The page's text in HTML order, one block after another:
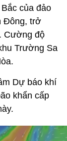
của đảo
Đông, trở
Cường độ
Trường Sa
Dự báo khí
khẩn cấp